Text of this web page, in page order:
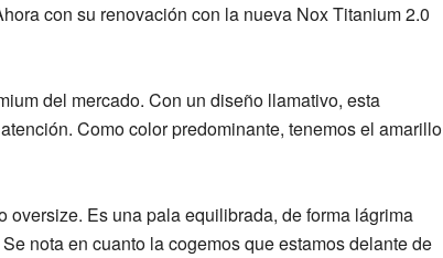
con su renovación con la nueva Nox Titanium 2.0
del mercado. Con un diseño llamativo, esta
Como color predominante, tenemos el amarillo
oversize. Es unapala equilibrada, de forma lágrima
Se nota en cuanto la cogemos que estamos delante de